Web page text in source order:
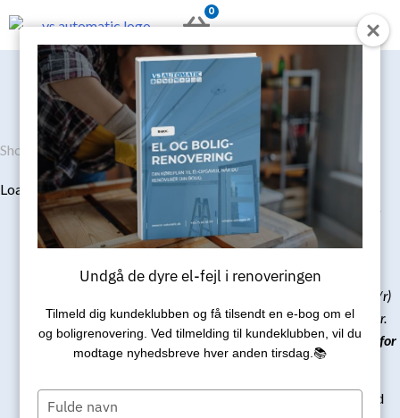
til
indholdet
0
KURV
Shop /Panasonic VZ9SKE varmepumpe m. Wi-Fi
Loading... 20.650 kr.
NB: Læs mere om standard
montering under fanen
Ved montering over 25km (t/r)
forekommer der kørselsgebyr.
Læs mere under fanenGebyr for
kørsel
(Kørsel bliver beregnet ved
Undgå de dyre el-fejl i renoveringen
Tilmeld dig kundeklubben og få tilsendt en e‑bog om el
og boligrenovering. Ved tilmelding til kundeklubben, vil du
modtage nyhedsbreve hver anden tirsdag.📚
Type